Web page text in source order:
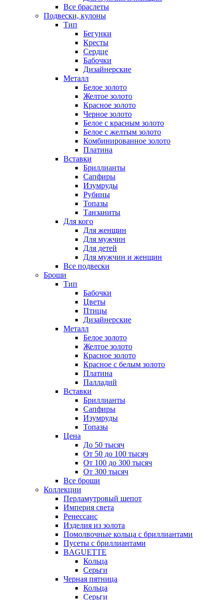
Все браслеты
Подвески, кулоны
Тип
Бегунки
Кресты
Сердце
Бабочки
Дизайнерские
Металл
Белое золото
Желтое золото
Красное золото
Черное золото
Белое с красным золото
Белое с желтым золото
Комбинированное золото
Платина
Вставки
Бриллианты
Сапфиры
Изумруды
Рубины
Топазы
Танзаниты
Для кого
Для женщин
Для мужчин
Для детей
Для мужчин и женщин
Все подвески
Броши
Тип
Бабочки
Цветы
Птицы
Дизайнерские
Металл
Белое золото
Желтое золото
Красное золото
Красное с белым золото
Платина
Палладий
Вставки
Бриллианты
Сапфиры
Изумруды
Топазы
Цена
До 50 тысяч
От 50 до 100 тысяч
От 100 до 300 тысяч
От 300 тысяч
Все броши
Коллекции
Перламутровый шепот
Империя света
Ренессанс
Изделия из золота
Помолвочные кольца с бриллиантами
Пусеты с бриллиантами
BAGUETTE
Кольца
Серьги
Черная пятница
Кольца
Серьги